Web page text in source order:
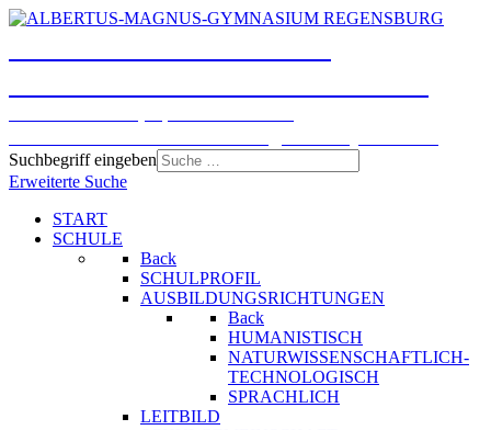
Suchbegriff eingeben
Erweiterte Suche
START
SCHULE
Back
SCHULPROFIL
AUSBILDUNGSRICHTUNGEN
Back
HUMANISTISCH
NATURWISSENSCHAFTLICH-
TECHNOLOGISCH
SPRACHLICH
LEITBILD